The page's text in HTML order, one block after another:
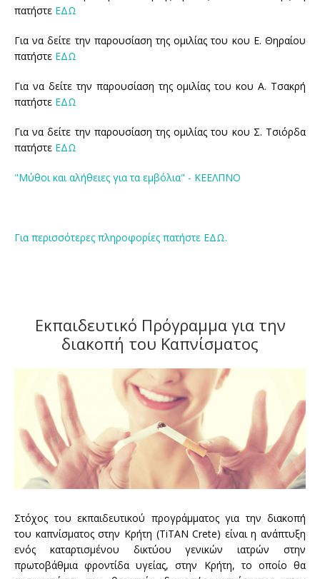
πατήστε ΕΔΩ
Για να δείτε την παρουσίαση της ομιλίας του κου Ε. Θηραίου
πατήστε ΕΔΩ
Για να δείτε την παρουσίαση της ομιλίας του κου Α. Τσακρή
πατήστε ΕΔΩ
Για να δείτε την παρουσίαση της ομιλίας του κου Σ. Τσιόρδα
πατήστε ΕΔΩ
"Μύθοι και αλήθειες για τα εμβόλια" - ΚΕΕΛΠΝΟ
Για περισσότερες πληροφορίες πατήστε ΕΔΩ.
Εκπαιδευτικό Πρόγραμμα για την
διακοπή του Καπνίσματος
Στόχος του εκπαιδευτικού προγράμματος για την διακοπή
του καπνίσματος στην Κρήτη (TiTAN Crete) είναι η ανάπτυξη
ενός καταρτισμένου δικτύου γενικών ιατρών στην
πρωτοβάθμια φροντίδα υγείας, στην Κρήτη, το οποίο θα